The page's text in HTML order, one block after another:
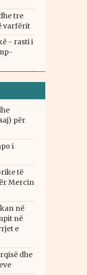
tre
varfërit
- rasti i
për
i
të
Mercin
në
në
e
dhe